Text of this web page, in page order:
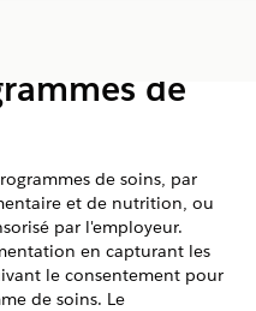
de
de soins, par
et de nutrition, ou
par l'employeur.
en capturant les
le consentement pour
de soins. Le